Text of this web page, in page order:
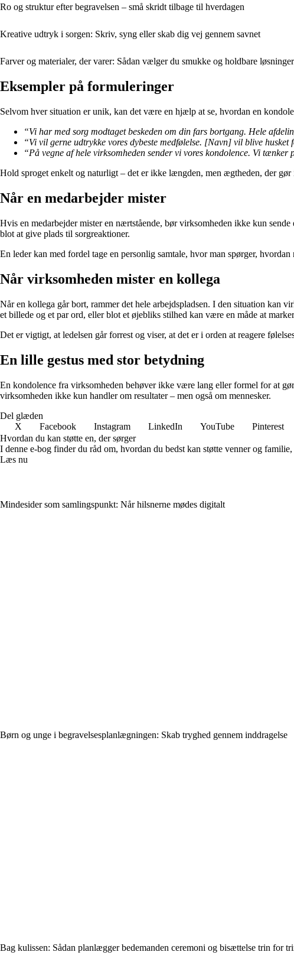
Ro og struktur efter begravelsen – små skridt tilbage til hverdagen
Kreative udtryk i sorgen: Skriv, syng eller skab dig vej gennem savnet
Farver og materialer, der varer: Sådan vælger du smukke og holdbare
Eksempler på formuleringer
Selvom hver situation er unik, kan det være en hjælp at se, hvordan en
“Vi har med sorg modtaget beskeden om din fars bortgang. Hele
“Vi vil gerne udtrykke vores dybeste medfølelse. [Navn] vil blive husket
“På vegne af hele virksomheden sender vi vores kondolence. Vi
Hold sproget enkelt og naturligt – det er ikke længden, men ægtheden, der gør
Når en medarbejder mister
Hvis en medarbejder mister en nærtstående, bør virksomheden ikke kun
blot at give plads til sorgreaktioner.
En leder kan med fordel tage en personlig samtale, hvor man spørger,
Når virksomheden mister en kollega
Når en kollega går bort, rammer det hele arbejdspladsen. I den situation kan
et billede og et par ord, eller blot et øjebliks stilhed kan være en måde at
Det er vigtigt, at ledelsen går forrest og viser, at det er i orden at reagere
En lille gestus med stor betydning
En kondolence fra virksomheden behøver ikke være lang eller formel for at
virksomheden ikke kun handler om resultater – men også om mennesker.
Del glæden
X
Facebook Instagram LinkedIn YouTube Pinterest
Hvordan du kan støtte en, der sørger
I denne e-bog finder du råd om, hvordan du bedst kan støtte venner og
Læs nu
Mindesider som samlingspunkt: Når hilsnerne mødes digitalt
Børn og unge i begravelsesplanlægningen: Skab tryghed gennem inddragelse
Bag kulissen: Sådan planlægger bedemanden ceremoni og bisættelse trin for